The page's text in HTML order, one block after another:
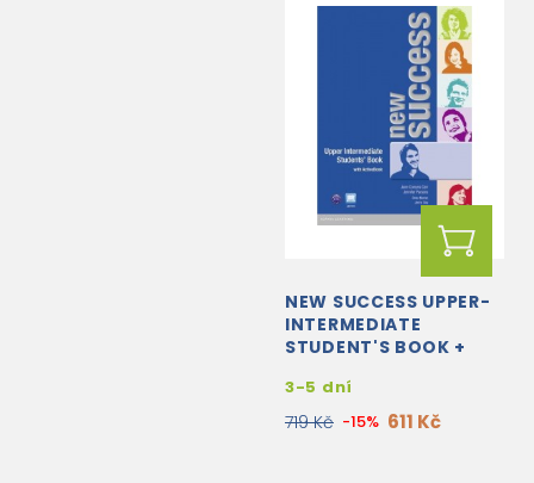
NEW SUCCESS UPPER-
INTERMEDIATE
STUDENT'S BOOK +
ROM
3-5 dní
719 Kč -15% 611 Kč